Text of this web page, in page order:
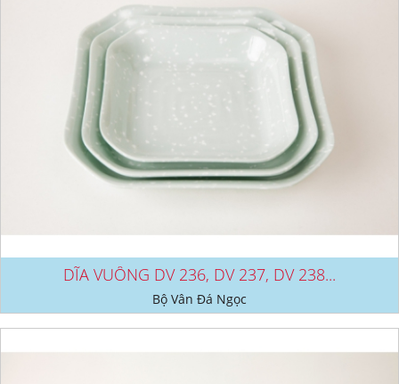
DĨA VUÔNG DV 236, DV 237, DV 238...
Bộ Vân Đá Ngọc